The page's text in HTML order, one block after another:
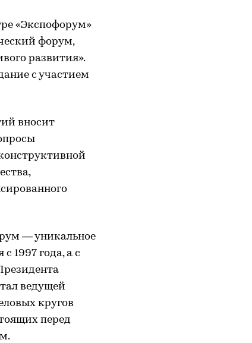
«Экспофорум»
форум,
развития».
с участием
вносит
— уникальное
1997 года, а с
ведущей
кругов
перед